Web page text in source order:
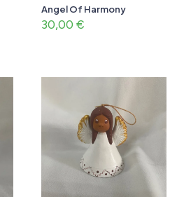
Angel Of Harmony
30,00 €